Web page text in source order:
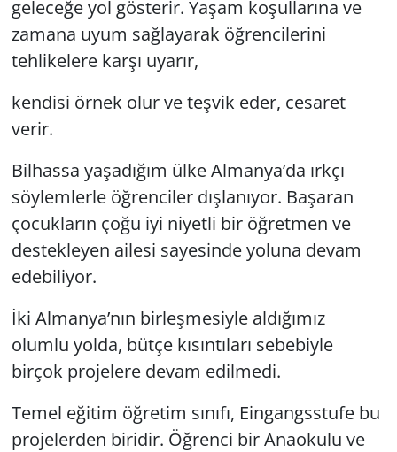
geleceğe yol gösterir. Yaşam koşullarına ve
zamana uyum sağlayarak öğrencilerini
tehlikelere karşı uyarır,
kendisi örnek olur ve teşvik eder, cesaret
verir.
Bilhassa yaşadığım ülke Almanya’da ırkçı
söylemlerle öğrenciler dışlanıyor. Başaran
çocukların çoğu iyi niyetli bir öğretmen ve
destekleyen ailesi sayesinde yoluna devam
edebiliyor.
İki Almanya’nın birleşmesiyle aldığımız
olumlu yolda, bütçe kısıntıları sebebiyle
birçok projelere devam edilmedi.
Temel eğitim öğretim sınıfı, Eingangsstufebu
projelerden biridir. Öğrenci bir Anaokulu ve